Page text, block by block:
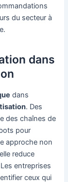
du secteur à
dans
dans
. Des
des chaînes de
pour
approche non
reduce
entreprises
ceux qui